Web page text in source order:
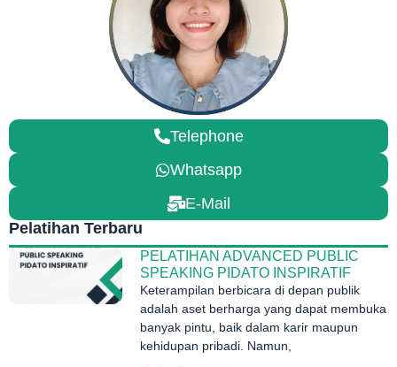
Telephone
Whatsapp
E-Mail
Pelatihan Terbaru
PELATIHAN ADVANCED PUBLIC
SPEAKING PIDATO INSPIRATIF
Keterampilan berbicara di depan publik
adalah aset berharga yang dapat membuka
banyak pintu, baik dalam karir maupun
kehidupan pribadi. Namun,